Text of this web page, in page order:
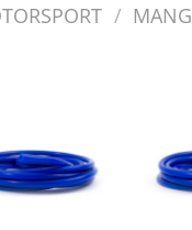
/
a la
lista de
deseos